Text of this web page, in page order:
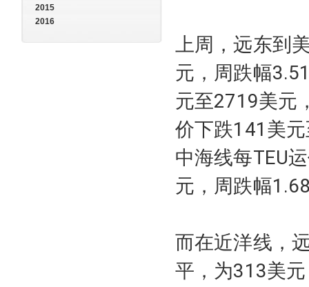
2015
2016
上周，远东到
元，周跌幅
元至2719美元
价下跌141美
中海线每TEU
元，周跌幅
而在近洋线，
平，为313美